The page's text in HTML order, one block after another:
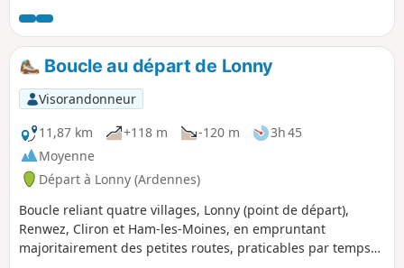
d'animaux, de souilles, quelques arbres
en travers du chemin, passage d'un
ruisseau, quelques lieux historiques.
Boucle au départ de Lonny
Visorandonneur
11,87 km
+118 m -120 m
3h 45
Moyenne
Départ à Lonny (Ardennes)
Boucle reliant quatre villages, Lonny (point de départ),
Renwez, Cliron et Ham-les-Moines, en empruntant
majoritairement des petites routes, praticables par temps